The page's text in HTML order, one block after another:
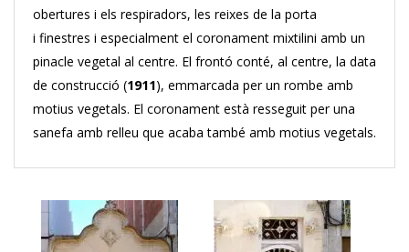
obertures i els respiradors, les reixes de la porta
i finestres i especialment el coronament mixtilini amb un
pinacle vegetal al centre. El frontó conté, al centre, la data
de construcció (1911), emmarcada per un rombe amb
motius vegetals. El coronament està resseguit per una
sanefa amb relleu que acaba també amb motius vegetals.